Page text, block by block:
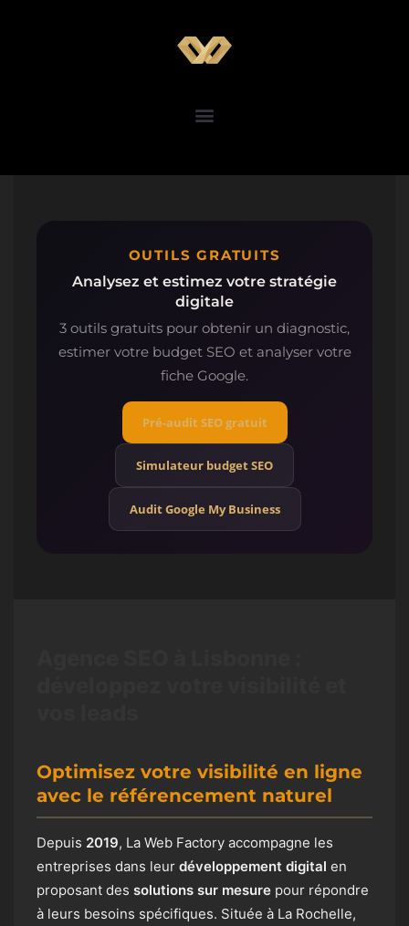
OUTILS GRATUITS
Analysez et estimez votre stratégie
digitale
3 outils gratuits pour obtenir un diagnostic,
estimer votre budget SEO et analyser votre
fiche Google.
Pré-audit SEO gratuit
Simulateur budget SEO
Audit Google My Business
Optimisez votre visibilité en ligne
avec le référencement naturel
Depuis 2019, La Web Factory accompagne les
entreprises dans leur développement digital en
proposant des solutions sur mesure pour répondre
à leurs besoins spécifiques. Située à La Rochelle,